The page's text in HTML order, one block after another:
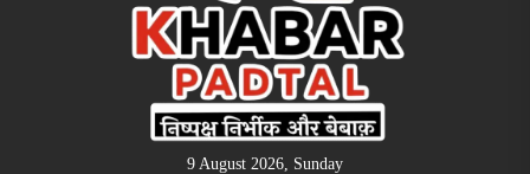
9 August 2026, Sunday